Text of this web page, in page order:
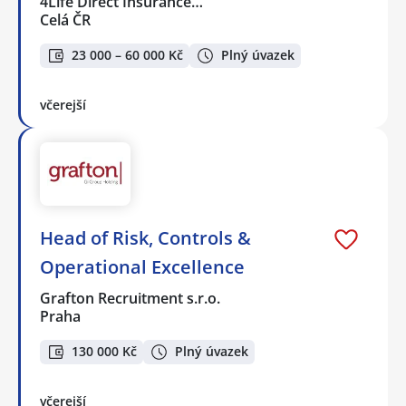
Celá ČR
23 000 – 60 000 Kč Plný úvazek
včerejší
Head of Risk, Controls &
Operational Excellence
Grafton Recruitment s.r.o.
Praha
130 000 Kč Plný úvazek
včerejší